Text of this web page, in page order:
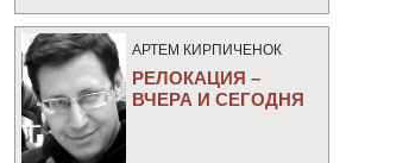
АРТЕМ КИРПИЧЕНОК
РЕЛОКАЦИЯ –
ВЧЕРА И СЕГОДНЯ